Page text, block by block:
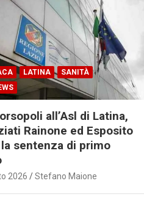
LATINA
SANITÀ
all’Asl di Latina,
Rainone ed Esposito
sentenza di primo
2026 Stefano Maione